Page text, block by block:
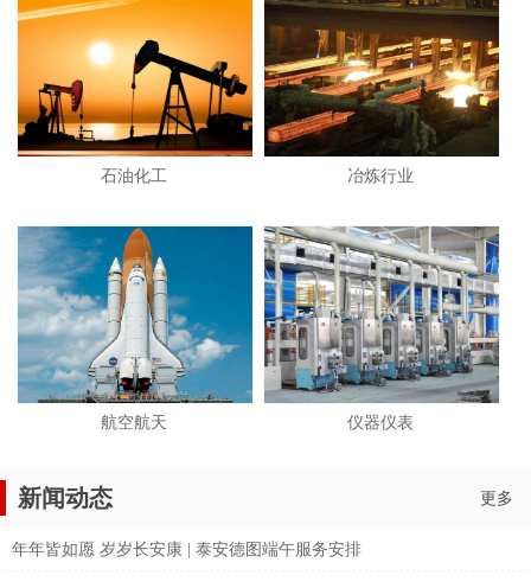
石油化工 冶炼行业
航空航天 仪器仪表
新闻动态 更多
年年皆如愿 岁岁长安康 | 泰安德图端午服务安排